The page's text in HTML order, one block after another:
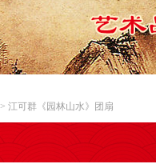
> 江可群《园林山水》团扇